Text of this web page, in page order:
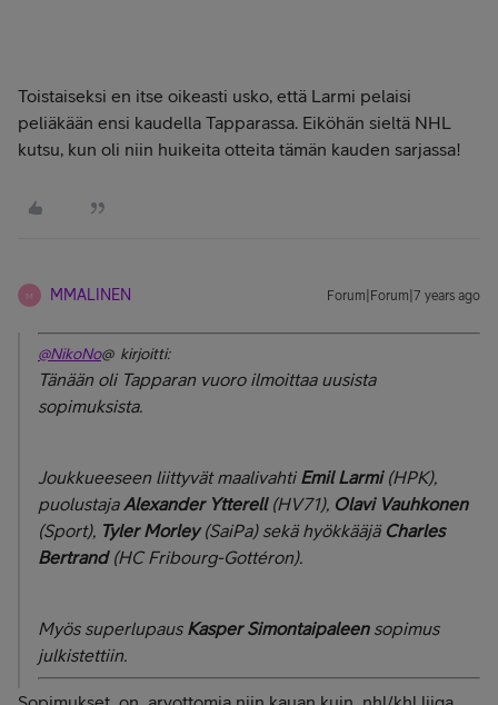
Toistaiseksi en itse oikeasti usko, että Larmi pelaisi
peliäkään ensi kaudella Tapparassa. Eiköhän sieltä NHL
kutsu, kun oli niin huikeita otteita tämän kauden sarjassa!
M MMALINEN Forum|Forum|7 years ago
@NikoNo@ kirjoitti:
Tänään oli Tapparan vuoro ilmoittaa uusista
sopimuksista.
Joukkueeseen liittyvät maalivahtiEmil Larmi(HPK),
puolustaja Alexander Ytterell(HV71), Olavi Vauhkonen
(Sport), Tyler Morley(SaiPa) sekä hyökkääjä Charles
Bertrand(HC Fribourg-Gottéron).
Myös superlupaus Kasper Simontaipaleensopimus
julkistettiin.